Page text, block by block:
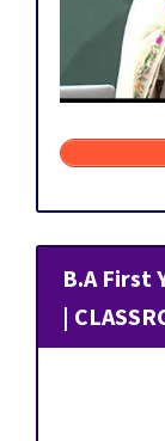
B.A First
|